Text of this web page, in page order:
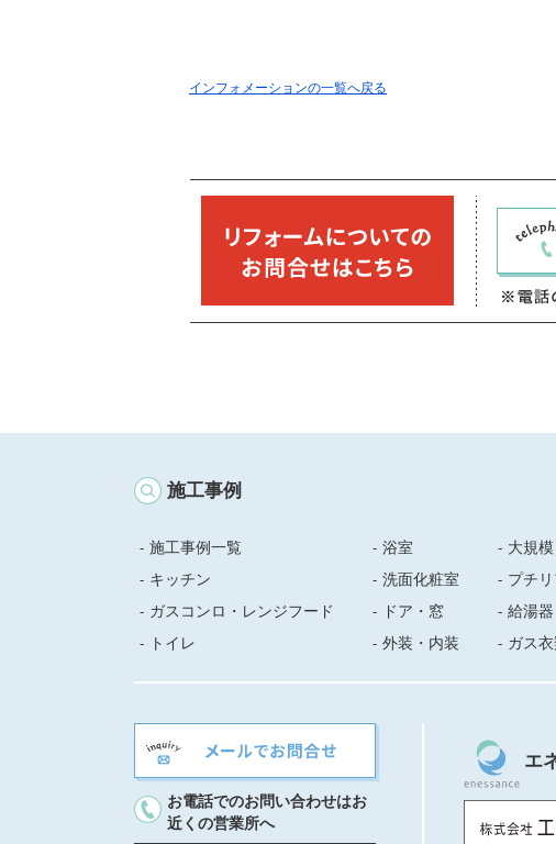
インフォメーションの一覧へ戻る
施工事例
施工事例一覧
キッチン
ガスコンロ・レンジフード
トイレ
浴室
洗面化粧室
ドア・窓
外装・内装
大規
プチ
給湯器
ガス
お電話でのお問い合わせはお
近くの営業所へ
エ